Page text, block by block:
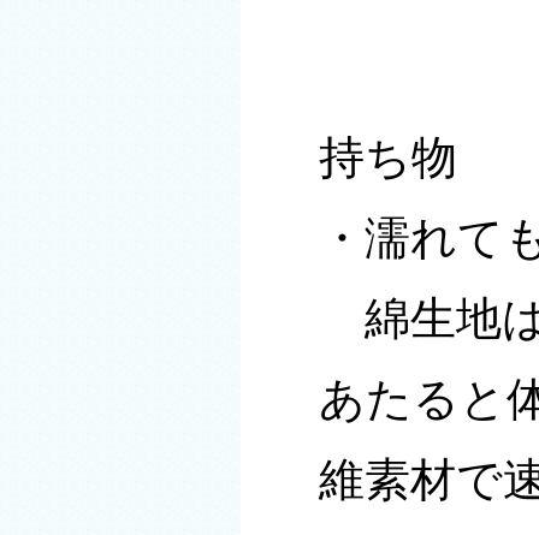
持ち物
・濡れて
綿生地
あたると
維素材で